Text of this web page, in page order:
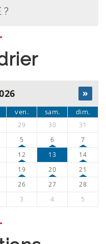
?
»
ven. sam. dim.
29 30
31
5 6
7
12 13
14
19 20
21
26 27
28
3 4 5